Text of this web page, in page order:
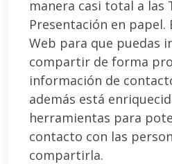
manera casi total a las
Presentación en papel.
Web para que puedas
compartir de forma
información de
además está
herramientas para
contacto con las
compartirla.